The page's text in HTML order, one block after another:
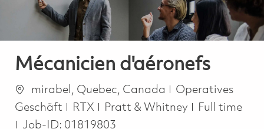
Mécanicien d'aéronefs
Ortmirabel, Quebec, Canada Kategorie
Operatives
Geschäft
RTX Pratt & Whitney Job Type
Full time
Job-ID: 01819803